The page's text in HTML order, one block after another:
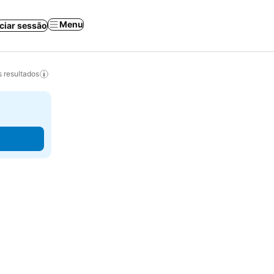
sessão Menu
resultados